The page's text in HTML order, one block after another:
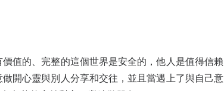
值的、完整的這個世界是安全的，他人是值得信賴
開心靈與別人分享和交往，並且當遇上了與自己意